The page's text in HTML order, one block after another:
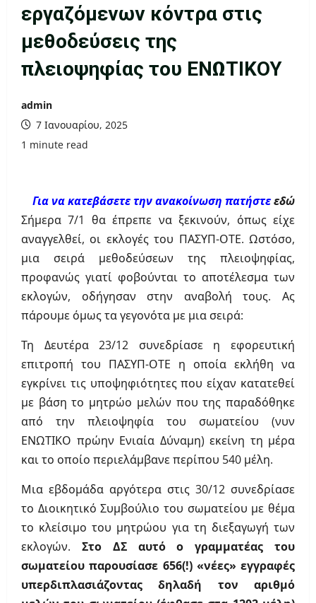
εργαζόμενων κόντρα στις
μεθοδεύσεις της
πλειοψηφίας του ΕΝΩΤΙΚΟΥ
admin
7 Ιανουαρίου, 2025
1 minute read
Για να κατεβάσετε την ανακοίνωση πατήστεεδώ
Σήμερα 7/1 θα έπρεπε να ξεκινούν, όπως είχε
αναγγελθεί, οι εκλογές του ΠΑΣΥΠ-ΟΤΕ. Ωστόσο,
μια σειρά μεθοδεύσεων της πλειοψηφίας,
προφανώς γιατί φοβούνται το αποτέλεσμα των
εκλογών, οδήγησαν στην αναβολή τους. Ας
πάρουμε όμως τα γεγονότα με μια σειρά:
Τη Δευτέρα 23/12 συνεδρίασε η εφορευτική
επιτροπή του ΠΑΣΥΠ-ΟΤΕ η οποία εκλήθη να
εγκρίνει τις υποψηφιότητες που είχαν κατατεθεί
με βάση το μητρώο μελών που της παραδόθηκε
από την πλειοψηφία του σωματείου (νυν
ΕΝΩΤΙΚΟ πρώην Ενιαία Δύναμη) εκείνη τη μέρα
και το οποίο περιελάμβανε περίπου 540 μέλη.
Μια εβδομάδα αργότερα στις 30/12 συνεδρίασε
το Διοικητικό Συμβούλιο του σωματείου με θέμα
το κλείσιμο του μητρώου για τη διεξαγωγή των
εκλογών. Στο ΔΣ αυτό ο γραμματέας του
σωματείου παρουσίασε 656(!) «νέες» εγγραφές
υπερδιπλασιάζοντας δηλαδή τον αριθμό